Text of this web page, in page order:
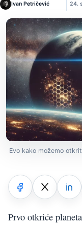
Ivan Petričević 24.
Evo kako možemo
Prvo otkriće